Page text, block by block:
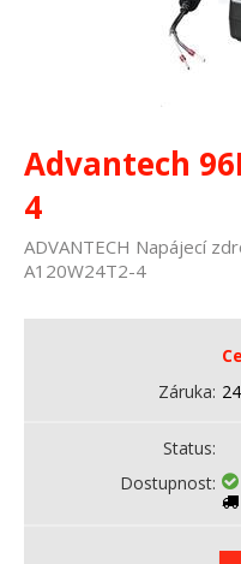
Advantech
4
ADVANTECH Napájecí
A120W24T2-4
Záruka
Status
Dostupnost